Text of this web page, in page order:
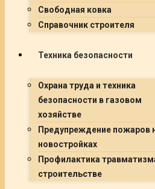
Свободная ковка
Справочник строителя
Техника безопасности
Охрана труда и техника
безопасности в газовом
хозяйстве
Предупреждение пожаров
новостройках
Профилактика
строительстве